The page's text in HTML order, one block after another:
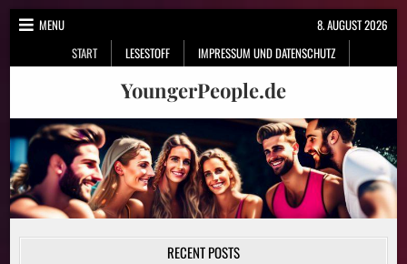
Skip
MENU
START
LESESTOFF IMPRESSUM UND DATENSCHUTZ
8. AUGUST 2026
YoungerPeople.de
RECENT POSTS